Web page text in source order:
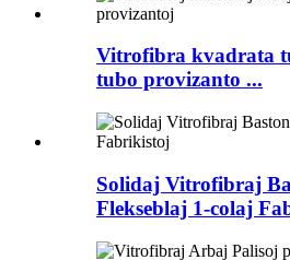
Vitrofibra kvadrata
tubo provizanto ...
Solidaj Vitrofibraj
Flekseblaj 1-colaj